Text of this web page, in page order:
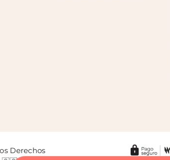
Derechos